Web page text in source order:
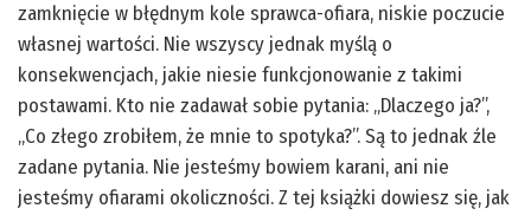
zamknięcie w błędnym kole sprawca-ofiara, niskie poczucie
własnej wartości. Nie wszyscy jednak myślą o
konsekwencjach, jakie niesie funkcjonowanie z takimi
postawami. Kto nie zadawał sobie pytania: „Dlaczego ja?”,
„Co złego zrobiłem, że mnie to spotyka?”. Są to jednak źle
zadane pytania. Nie jesteśmy bowiem karani, ani nie
jesteśmy ofiarami okoliczności. Z tej książki dowiesz się, jak